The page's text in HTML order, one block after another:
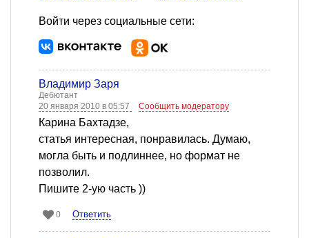
Войти через социальные сети:
Владимир Заря
Дебютант
20 января 2010 в 05:57
Сообщить модератору
Карина Бахтадзе,
статья интересная, понравилась. Думаю,
могла быть и подлиннее, но формат не
позволил.
Пишите 2-ую часть ))
0 Ответить